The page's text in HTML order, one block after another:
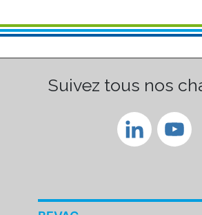
Suivez tous nos
LinkedIn